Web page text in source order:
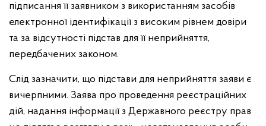
підписання її заявником з використанням засобів
електронної ідентифікації з високим рівнем довіри
та за відсутності підстав для її неприйняття,
передбачених законом.
Слід зазначити, що підстави для неприйняття заяви є
вичерпними. Заява про проведення реєстраційних
дій, надання інформації з Державного реєстру прав